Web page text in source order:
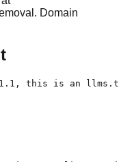
Domain
www.sdv.fr/actualites/mettre-en-place-un-plan-de-reprise-et-de-continuite-dactivite-pca-pra/) - SdV vous accompagne pour assurer la résilience de votre infrastructure avec un plan de reprise et de continuité d'activité (PRA /PCA) efficace.
- [Gérer plusieurs sites internet : la solution du CMS multisite](https://www.sdv.fr/actualites/gerer-plusieurs-sites-web-la-solution-du-cms-multisite/) - Le CMS S-Pulse permet de gérer plusieurs sites internet via un seul Back-Office. Nous vous accompagnons dans la réalisation ou la migration de vos sites.
- [Sécurité  numérique : faut-il privilégier un hébergement Cloud souverain ?](https://www.sdv.fr/actualites/pourquoi-choisir-un-hebergement-cloud-souverain/) - Assurez la protection de vos données avec un hébergement Cloud souverain sécurisé, performant et un accompagnement professionnel pour votre migration
- [L'immuabilité, une solution contre les cyberattaques  ](https://www.sdv.fr/actualites/limmuabilite-une-solution-contre-les-cyberattaques/) - Découvrez comment les sauvegardes immuables renforcent la sécurité de vos données et les protègent contre les cyberattaques.
- [Gestion des droits utilisateurs : Pourquoi c'est important !](https://www.sdv.fr/actualites/gestion-des-droits-utilisateurs-pourquoi-cest-important/) - La gestion des droits utilisateurs dans un Back-Office est un véritable enjeu pour les éditeurs. On vous dit pourquoi et surtout comment faire pour les gérer.
- [Uni-Médias fait confiance aux services d’hébergement et d’infogérance de SdV depuis 10 ans](https://www.sdv.fr/story/uni-medias-fait-confiance-aux-services-dhebergement-et-dinfogerance-de-sdv-depuis-10-ans/) - Découvrez pourquoi Uni-Médias (Groupe Crédit Agricole), fait confiance à Sdv pour l'hébergement et l'infogérance de ses infrastructures.
- [CMS et gestion de contenu : optimiser l'efficacité et la performance](https://www.sdv.fr/actualites/cms-et-gestion-de-contenu-optimiser-lefficacite-et-la-performance/) - La gestion de contenu, est un élément stratégique des